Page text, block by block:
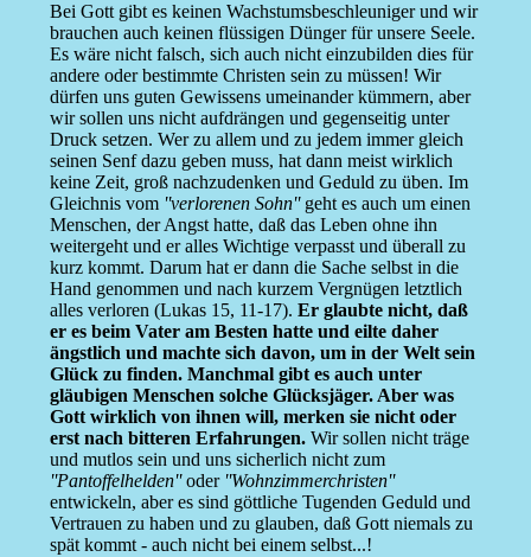
Bei Gott gibt es keinen Wachstumsbeschleuniger und wir
brauchen auch keinen flüssigen Dünger für unsere Seele.
Es wäre nicht falsch, sich auch nicht einzubilden dies für
andere oder bestimmte Christen sein zu müssen! Wir
dürfen uns guten Gewissens umeinander kümmern, aber
wir sollen uns nicht aufdrängen und gegenseitig unter
Druck setzen. Wer zu allem und zu jedem immer gleich
seinen Senf dazu geben muss, hat dann meist wirklich
keine Zeit, groß nachzudenken und Geduld zu üben. Im
Gleichnis vom ''verlorenen Sohn''geht es auch um einen
Menschen, der Angst hatte, daß das Leben ohne ihn
weitergeht und er alles Wichtige verpasst und überall zu
kurz kommt. Darum hat er dann die Sache selbst in die
Hand genommen und nach kurzem Vergnügen letztlich
alles verloren (Lukas 15, 11-17). Er glaubte nicht, daß
er es beim Vater am Besten hatte und eilte daher
ängstlich und machte sich davon, um in der Welt sein
Glück zu finden. Manchmal gibt es auch unter
gläubigen Menschen solche Glücksjäger. Aber was
Gott wirklich von ihnen will, merken sie nicht oder
erst nach bitteren Erfahrungen.Wir sollen nicht träge
und mutlos sein und uns sicherlich nicht zum
''Pantoffelhelden''oder ''Wohnzimmerchristen''
entwickeln, aber es sind göttliche Tugenden Geduld und
Vertrauen zu haben und zu glauben, daß Gott niemals zu
spät kommt - auch nicht bei einem selbst...!